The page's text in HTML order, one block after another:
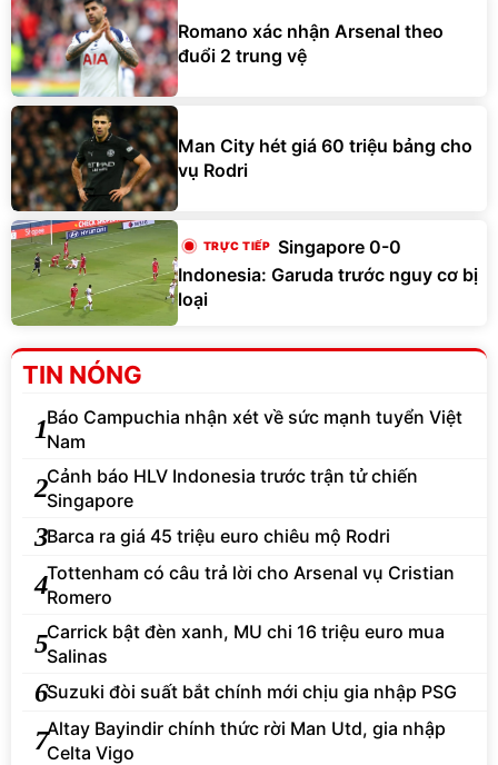
Romano xác nhận Arsenal theo
đuổi 2 trung vệ
Man City hét giá 60 triệu bảng cho
vụ Rodri
Singapore 0-0
Indonesia: Garuda trước nguy cơ bị
loại
TIN NÓNG
1Báo Campuchia nhận xét về sức mạnh tuyển Việt
Nam
2Cảnh báo HLV Indonesia trước trận tử chiến
Singapore
3Barca ra giá 45 triệu euro chiêu mộ Rodri
4Tottenham có câu trả lời cho Arsenal vụ Cristian
Romero
5Carrick bật đèn xanh, MU chi 16 triệu euro mua
Salinas
6Suzuki đòi suất bắt chính mới chịu gia nhập PSG
7Altay Bayindir chính thức rời Man Utd, gia nhập
Celta Vigo